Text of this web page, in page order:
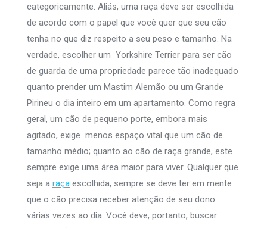
categoricamente. Aliás, uma raça deve ser escolhida
de acordo com o papel que você quer que seu cão
tenha no que diz respeito a seu peso e tamanho. Na
verdade, escolher um Yorkshire Terrier para ser cão
de guarda de uma propriedade parece tão inadequado
quanto prender um Mastim Alemão ou um Grande
Pirineu o dia inteiro em um apartamento. Como regra
geral, um cão de pequeno porte, embora mais
agitado, exige menos espaço vital que um cão de
tamanho médio; quanto ao cão de raça grande, este
sempre exige uma área maior para viver. Qualquer que
seja a raça escolhida, sempre se deve ter em mente
que o cão precisa receber atenção de seu dono
várias vezes ao dia. Você deve, portanto, buscar